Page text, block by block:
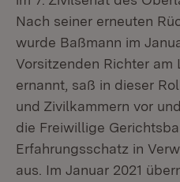
Nach seiner erneuten
wurde Baßmann im
Vorsitzenden Richter
ernannt, saß in dieser
und Zivilkammern vor
die Freiwillige
Erfahrungsschatz in
aus. Im Januar 2021